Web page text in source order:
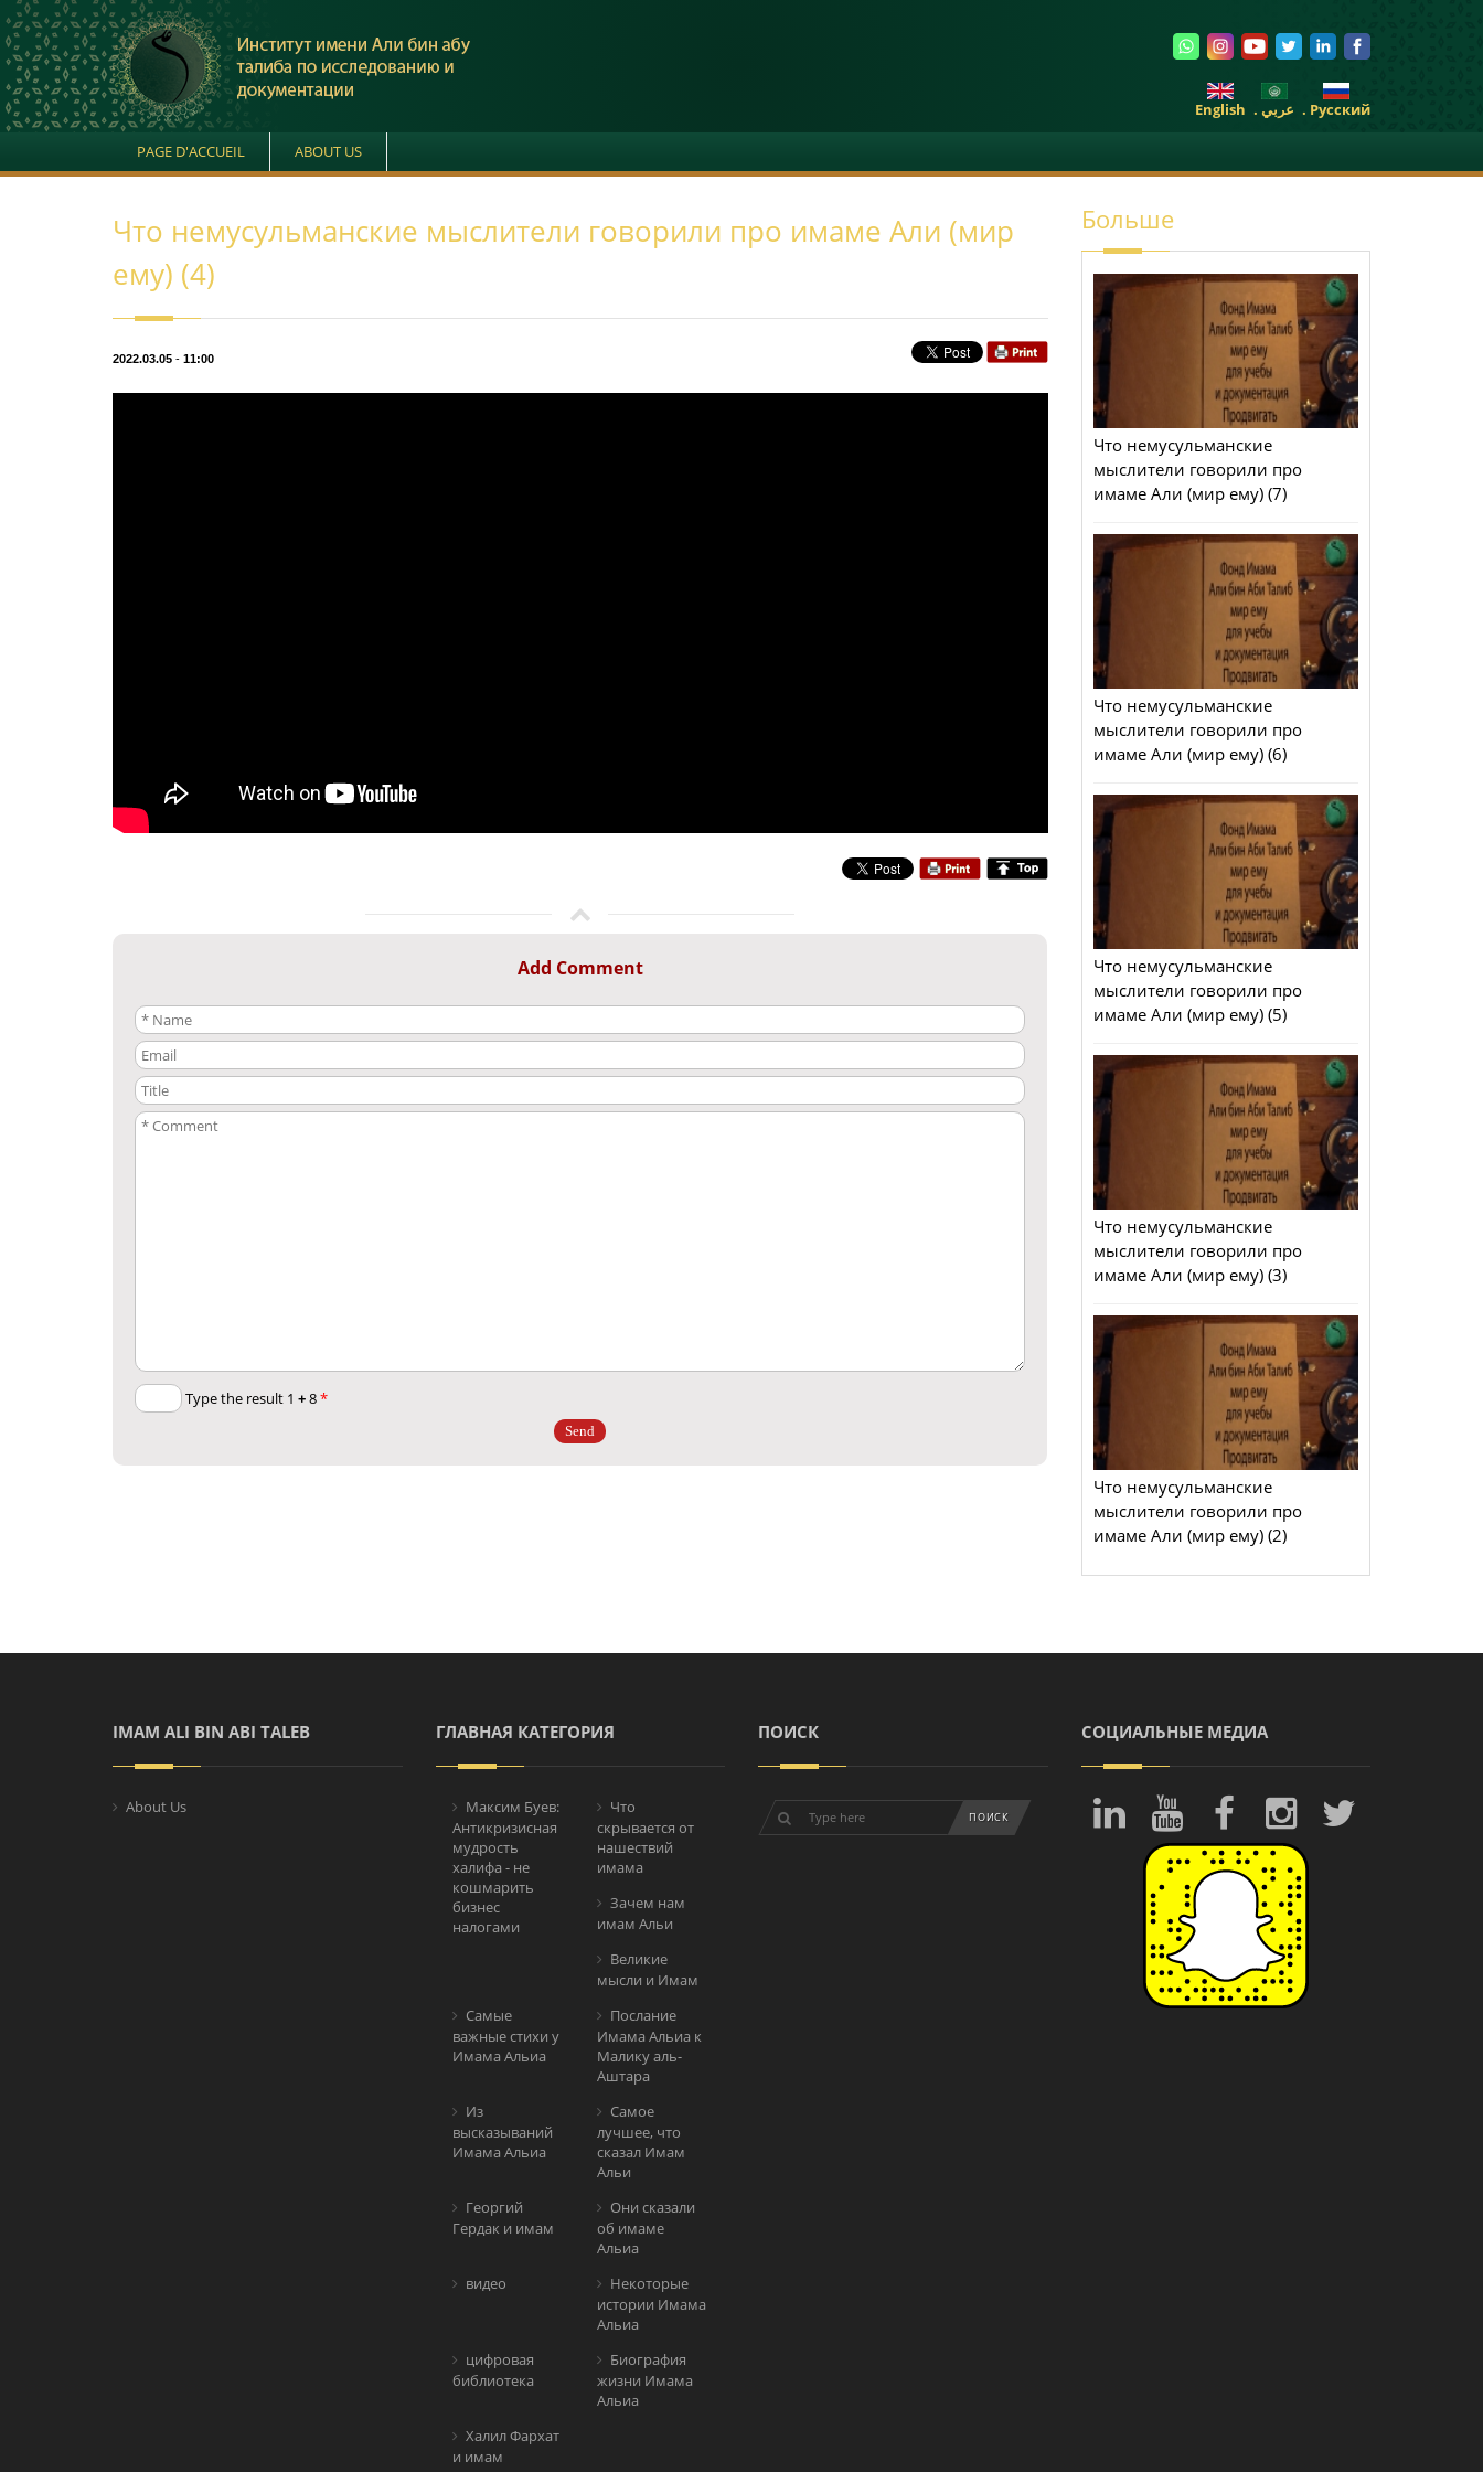
. Pусский . عربي English
PAGE D'ACCUEIL ABOUT US
Что немусульманские мыслители говорили про имаме Али (мир
ему) (4)
2022.03.05 - 11:00
Add Comment
*
Type the result 1
+8
Больше
Что немусульманские
мыслители говорили про
имаме Али (мир ему) (7)
Что немусульманские
мыслители говорили про
имаме Али (мир ему) (6)
Что немусульманские
мыслители говорили про
имаме Али (мир ему) (5)
Что немусульманские
мыслители говорили про
имаме Али (мир ему) (3)
Что немусульманские
мыслители говорили про
имаме Али (мир ему) (2)
IMAM ALI BIN ABI TALEB
About Us
ГЛАВНАЯ КАТЕГОРИЯ
Максим Буев:
Антикризисная
мудрость
халифа - не
кошмарить
бизнес
налогами
Что
скрывается от
нашествий
имама
Зачем нам
имам Альи
Великие
мысли и Имам
Самые
важные стихи у
Имама Альиа
Послание
Имама Альиа к
Малику аль-
Аштара
Из
высказываний
Имама Альиа
Самое
лучшее, что
сказал Имам
Альи
Георгий
Гердак и имам
Они сказали
об имаме
Альиа
видео
Некоторые
истории Имама
Альиа
цифровая
библиотека
Биография
жизни Имама
Альиа
Халил Фархат
и имам
ПОИСК СОЦИАЛЬНЫЕ МЕДИА